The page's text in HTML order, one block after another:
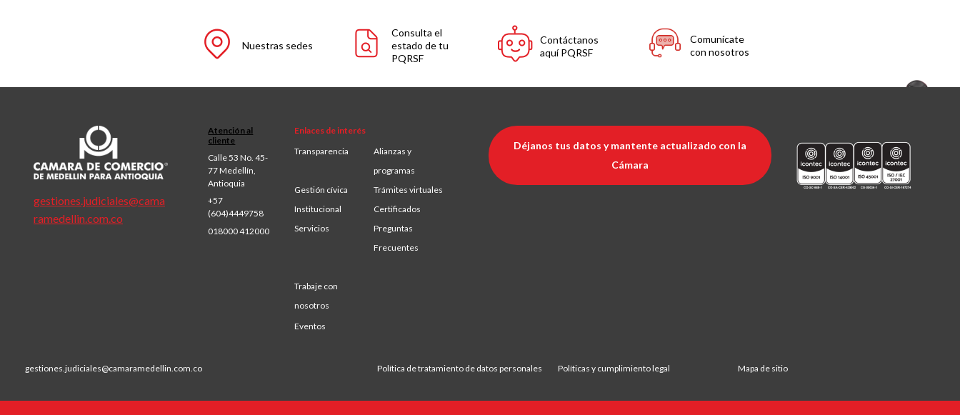
Nuestras sedes
Consulta el
estado de tu
PQRSF
Contáctanos
aquí PQRSF
Comunícate
con nosotros
gestiones.judiciales@cama
ramedellin.com.co
Atención al
cliente
Calle 53 No. 45-
77 Medellín,
Antioquia
+57
(604)4449758
018000 412000
Enlaces de interés
Transparencia
Alianzas y
programas
Gestión cívica
Trámites virtuales
Institucional
Certificados
Servicios
Preguntas
Frecuentes
Trabaje con
nosotros
Eventos
Déjanos tus datos y mantente actualizado con la
Cámara
gestiones.judiciales@camaramedellin.com.co Política de tratamiento de datos personalesPolíticas y cumplimiento legal Mapa de sitio